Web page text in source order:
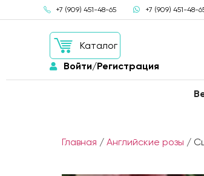
+7 (909) 451-48-65 +7 (909) 451-48-
Каталог
Войти/Регистрация
Главная / Английские розы /